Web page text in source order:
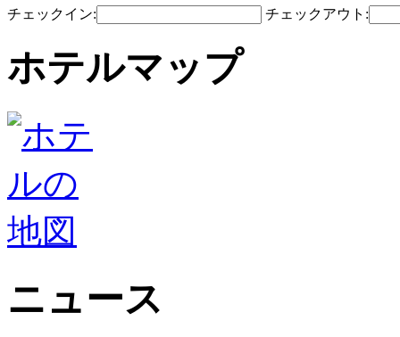
チェックイン: チェックアウト:
ホテルマップ
ニュース